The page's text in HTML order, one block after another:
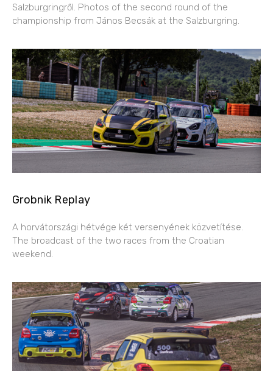
Salzburgringről. Photos of the second round of the
championship from János Becsák at the Salzburgring.
Grobnik Replay
A horvátországi hétvége két versenyének közvetítése.
The broadcast of the two races from the Croatian
weekend.